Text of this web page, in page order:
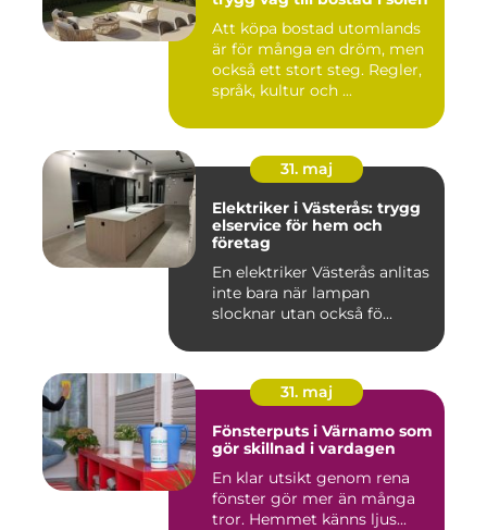
Att köpa bostad utomlands
är för många en dröm, men
också ett stort steg. Regler,
språk, kultur och ...
31. maj
Elektriker i Västerås: trygg
elservice för hem och
företag
En elektriker Västerås anlitas
inte bara när lampan
slocknar utan också fö...
31. maj
Fönsterputs i Värnamo som
gör skillnad i vardagen
En klar utsikt genom rena
fönster gör mer än många
tror. Hemmet känns ljus...